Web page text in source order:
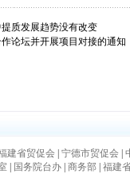
质发展趋势没有改变
论坛并开展项目对接的通知
建省贸促会| 宁德市贸促会|
| 国务院台办| 商务部 福建